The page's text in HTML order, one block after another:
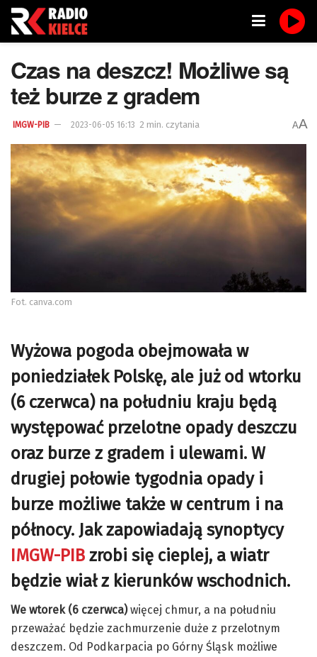
Czas na deszcz! Możliwe są
też burze z gradem
IMGW-PIB 2023-06-05 16:13 2 min. czytania AA
Fot. canva.com
Wyżowa pogoda obejmowała w
poniedziałek Polskę, ale już od wtorku
(6 czerwca) na południu kraju będą
występować przelotne opady deszczu
oraz burze z gradem i ulewami. W
drugiej połowie tygodnia opady i
burze możliwe także w centrum i na
północy. Jak zapowiadają synoptycy
IMGW-PIB zrobi się cieplej, a wiatr
będzie wiał z kierunków wschodnich.
We wtorek (6 czerwca)więcej chmur, a na południu
przeważać będzie zachmurzenie duże z przelotnym
deszczem. Od Podkarpacia po Górny Śląsk możliwe